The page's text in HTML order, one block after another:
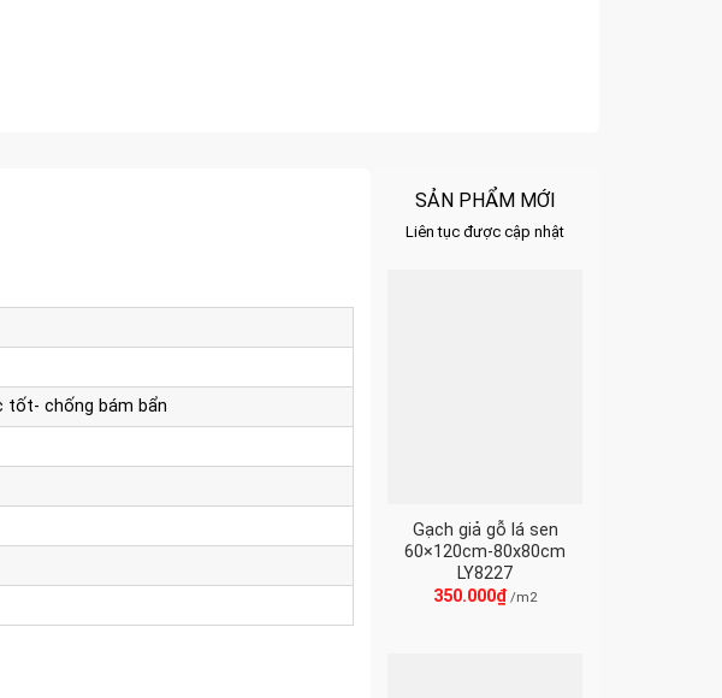
tốt- chống bám bẩn
SẢN PHẨM MỚI
Liên tục được cập nhật
Gạch giả gỗ lá sen
60×120cm-80x80cm
LY8227
350.000₫ /m2